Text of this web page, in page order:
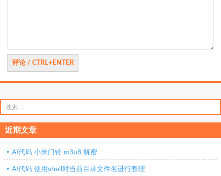
索：
近期文章
AI代码 小米门铃 m3u8 解密
AI代码 使用shell对当前目录文件名进行整理